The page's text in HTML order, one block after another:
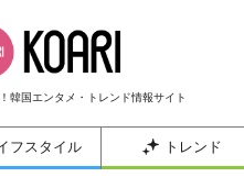
韓国エンタメ・トレンド情報サイト
フスタイル トレンド